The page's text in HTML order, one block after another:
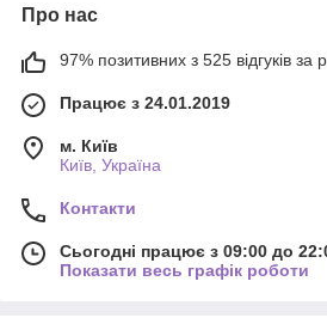
Про нас
97% позитивних з 525 відгуків за
Працює з 24.01.2019
м. Київ
Київ, Україна
Контакти
Сьогодні працює з 09:00 до
Показати весь графік роботи